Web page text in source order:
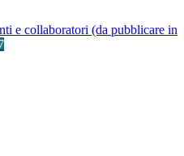
e collaboratori (da pubblicare in